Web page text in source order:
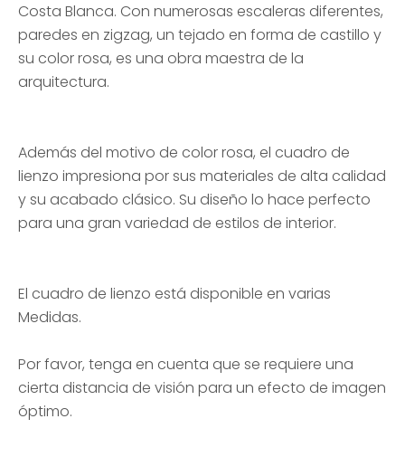
Costa Blanca. Con numerosas escaleras diferentes,
paredes en zigzag, un tejado en forma de castillo y
su color rosa, es una obra maestra de la
arquitectura.
Además del motivo de color rosa, el cuadro de
lienzo impresiona por sus materiales de alta calidad
y su acabado clásico. Su diseño lo hace perfecto
para una gran variedad de estilos de interior.
El cuadro de lienzo está disponible en varias
Medidas.
Por favor, tenga en cuenta que se requiere una
cierta distancia de visión para un efecto de imagen
óptimo.